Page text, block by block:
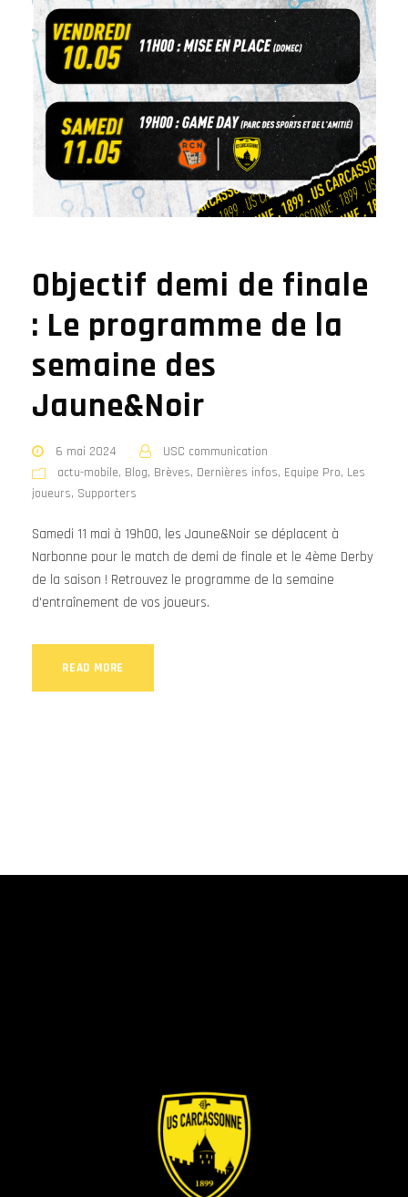
Objectif demi de finale
: Le programme de la
semaine des
Jaune&Noir
6 mai 2024
USC communication
actu-mobile, Blog, Brèves, Dernières infos, Equipe Pro, Les
joueurs, Supporters
Samedi 11 mai à 19h00, les Jaune&Noir se déplacent à
Narbonne pour le match de demi de finale et le 4ème Derby
de la saison ! Retrouvez le programme de la semaine
d'entraînement de vos joueurs.
READ MORE